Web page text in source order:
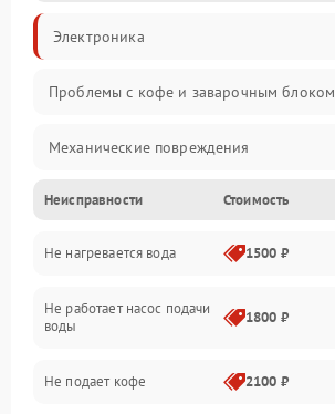
Электроника
Проблемы с кофе и заварочным блоком
Механические повреждения
Прочие неисправности
Включение и работа
Проблемы с водой
Неисправности Стоимость
Не нагревается вода 1500 ₽
Не работает насос подачи
воды
1800 ₽
Не подает кофе 2100 ₽